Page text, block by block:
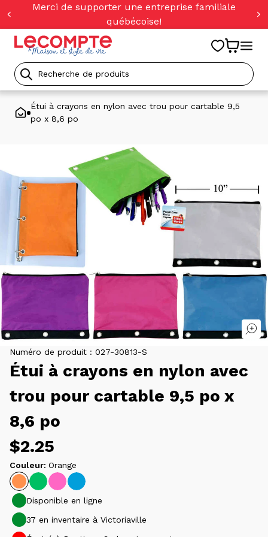
Merci de supporter une entreprise familiale
québécoise!
Recherche
de
produits
Étui à crayons en nylon avec trou pour cartable 9,5
po x 8,6 po
Numéro de produit : 027-30813-S
Étui à crayons en nylon avec
trou pour cartable 9,5 po x
8,6 po
Prix
habituel
$2.25
Couleur: Orange
Disponible en ligne
37 en inventaire à Victoriaville